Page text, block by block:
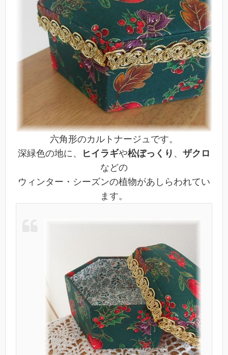
六角形のカルトナージュです。
深緑色の地に、
ヒイラギや松ぼっくり 、 ザクロ
などの
ウィンター・シーズンの植物があしらわれてい
ます。